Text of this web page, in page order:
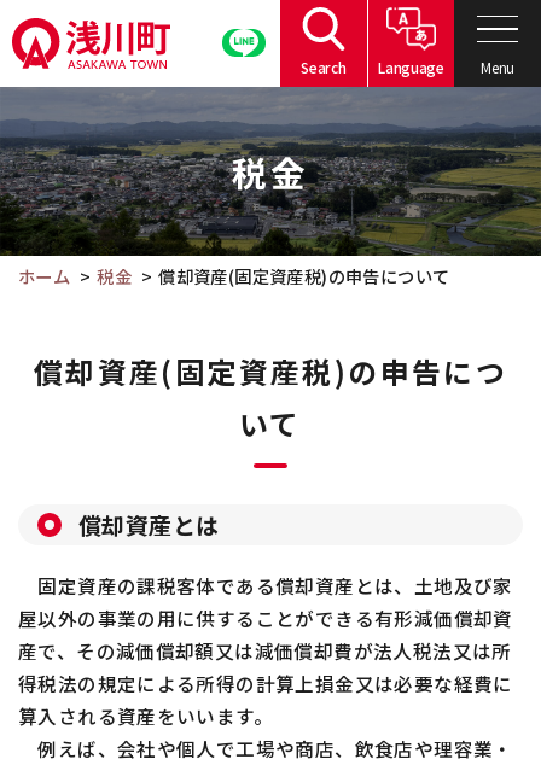
の
ペ
ー
ジ
の
本
文
へ
Search Language Menu
こ
か
ら
本
文
税金
ホーム 税金 償却資産(固定資産税)の申告について
償却資産(固定資産税)の申告につ
いて
償却資産とは
固定資産の課税客体である償却資産とは、土地及び家
屋以外の事業の用に供することができる有形減価償却資
産で、その減価償却額又は減価償却費が法人税法又は所
得税法の規定による所得の計算上損金又は必要な経費に
算入される資産をいいます。
例えば、会社や個人で工場や商店、飲食店や理容業・